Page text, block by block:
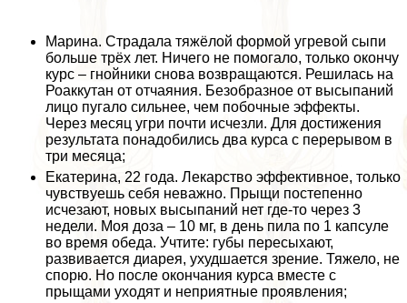
Марина. Страдала тяжёлой формой угревой сыпи
больше трёх лет. Ничего не помогало, только окончу
курс – гнойники снова возвращаются. Решилась на
Роаккутан от отчаяния. Безобразное от высыпаний
лицо пугало сильнее, чем побочные эффекты.
Через месяц угри почти исчезли. Для достижения
результата понадобились два курса с перерывом в
три месяца;
Екатерина, 22 года. Лекарство эффективное, только
чувствуешь себя неважно. Прыщи постепенно
исчезают, новых высыпаний нет где-то через 3
недели. Моя доза – 10 мг, в день пила по 1 капсуле
во время обеда. Учтите: губы пересыхают,
развивается диарея, ухудшается зрение. Тяжело, не
спорю. Но после окончания курса вместе с
прыщами уходят и неприятные проявления;